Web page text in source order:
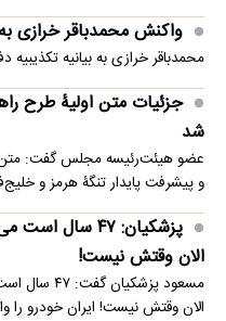
واکنش محمدباقر خرازی
محمدباقر خرازی به بیانیه
جزئیات متن اولیۀ طرح
شد
عضو هیئت‌رئیسه مجلس گفت: متن
و پیشرفت پایدار تنگۀ هرمز و
پزشکیان: ۴۷
الان وقتش نیست!
مسعود
الان وقتش نیست! ایران خودرو را